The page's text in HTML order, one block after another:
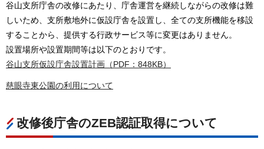
谷山支所庁舎の改修にあたり、庁舎運営を継続しながらの改修は難
しいため、支所敷地外に仮設庁舎を設置し、全ての支所機能を移設
することから、提供する行政サービス等に変更はありません。
設置場所や設置期間等は以下のとおりです。
谷山支所仮設庁舎設置計画（PDF：848KB）
慈眼寺東公園の利用について
改修後庁舎のZEB認証取得について